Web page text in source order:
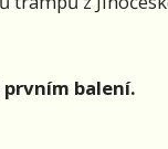
balení.